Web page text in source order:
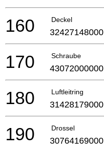
Deckel
160 32427148000
Schraube
170 43072000000
Luftleitring
180 31428179000
Drossel
190 30764169000